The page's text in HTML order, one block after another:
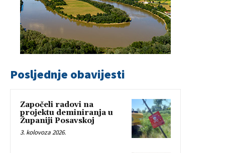
Posljednje obavijesti
Započeli radovi na
projektu deminiranja u
Županiji Posavskoj
3. kolovoza 2026.